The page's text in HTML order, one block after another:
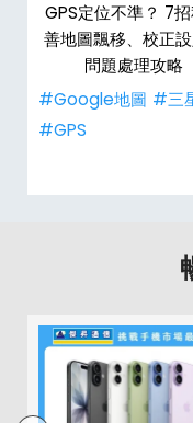
GPS定位不準？ 7
善地圖飄移、校正
問題處理攻略
#Google地圖 #三
#GPS